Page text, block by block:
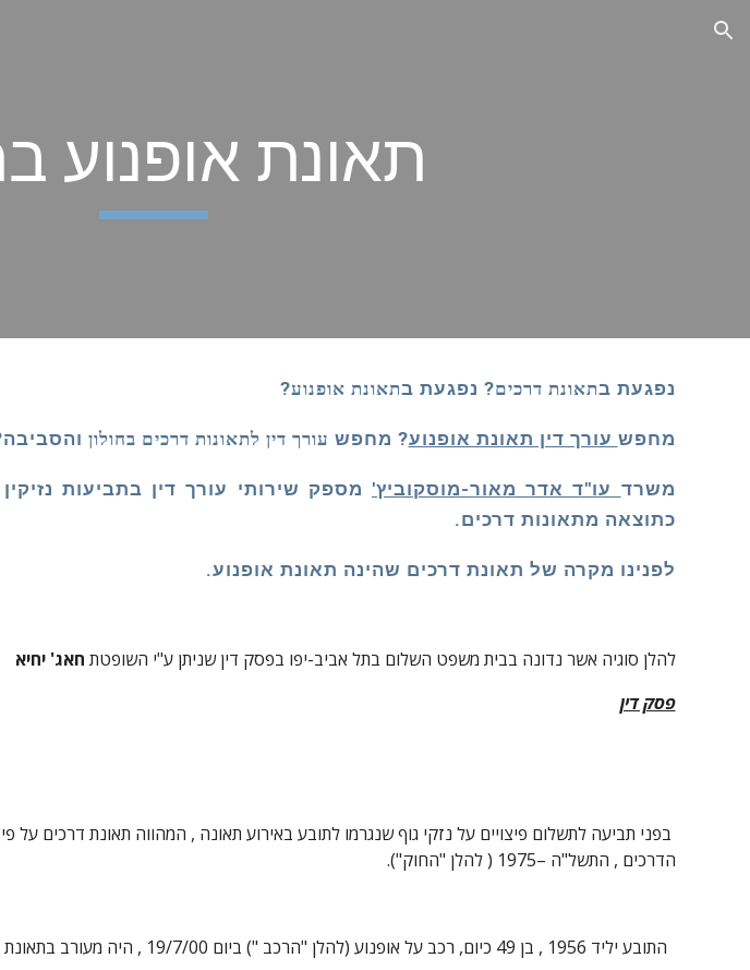
תאונת אופנוע
נפגעת בתאונת דרכים? נפגעת בתאונת אופנוע?
מחפש עורך דין תאונת אופנוע? מחפש עורך דין לתאונות דרכים בחולון
משרד עו"ד אדר מאור-מוסקוביץ' מספק שירותי עורך דין בתביעות
כתוצאה מתאונות דרכים.
לפנינו מקרה של תאונת דרכים שהינה תאונת אופנוע.
להלן סוגיה אשר נדונה בבית משפט השלום בתל אביב-יפו בפסק דין שניתן ע"י השופטת חאג' יחיא
פסק דין
הדרכים , התשל"ה –1975 ( להלן "החוק").